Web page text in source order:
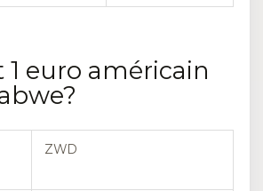
1 euro américain
ZWD